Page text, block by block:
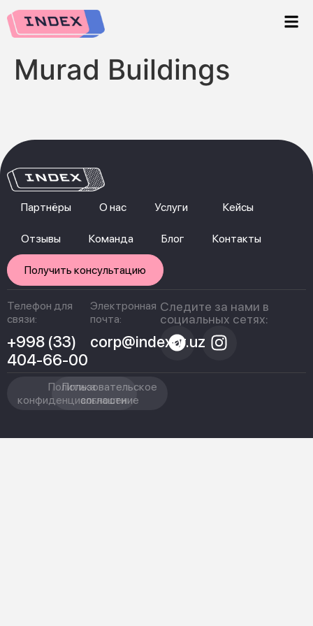
Murad Buildings
Партнёры О нас Услуги Кейсы
Отзывы Команда Блог Контакты
Получить консультацию
Телефон для
связи:
+998 (33)
404-66-00
Электронная
почта:
corp@indexpr.uz
Следите за нами в
социальных сетях:
Политика
конфиденциальности
Пользовательское
соглашение